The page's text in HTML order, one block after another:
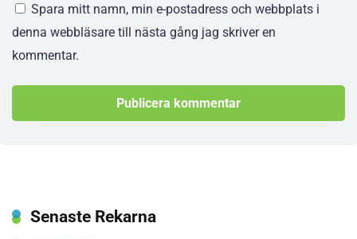
Spara mitt namn, min e-postadress och webbplats i
denna webbläsare till nästa gång jag skriver en
kommentar.
Senaste Rekarna